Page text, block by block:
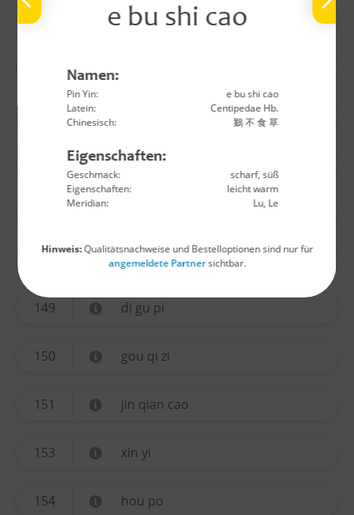
e bu shi cao
Namen:
Pin Yin:
e bu shi cao
Latein:
Centipedae Hb.
Chinesisch:
鵝 不 食 草
Eigenschaften:
Geschmack:
scharf, süß
Eigenschaften:
leicht warm
Meridian:
Lu, Le
Hinweis:Qualitätsnachweise und Bestelloptionen sind nur für
angemeldete Partnersichtbar.
140 wu yao
long yan rou
sang ji sheng
149 di gu pi
150 gou qi zi
151 jin qian cao
153 xin yi
154 hou po